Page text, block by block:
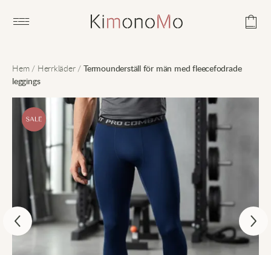
Open main menu
Hem/ Herrkläder/ Termounderställ för män med fleecefodrade
leggings